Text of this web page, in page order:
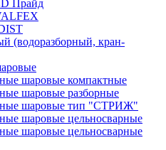
Прайд
(водоразборный, кран-
шаровые компактные
шаровые разборные
шаровые тип "СТРИЖ"
шаровые цельносварные
шаровые цельносварные